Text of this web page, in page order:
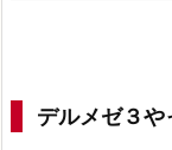
デルメゼ３